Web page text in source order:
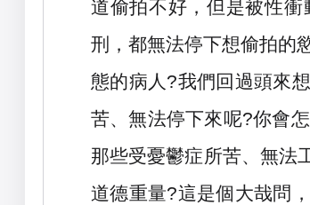
道偷拍不好，但是被性
刑，都無法停下想偷拍的
態的病人?我們回過頭來
苦、無法停下來呢?你會
那些受憂鬱症所苦、無法
道德重量?這是個大哉問